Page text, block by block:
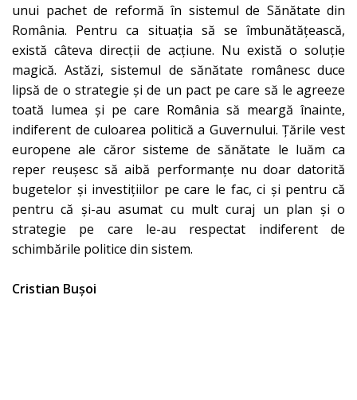
unui pachet de reformă în sistemul de Sănătate din
România. Pentru ca situația să se îmbunătățească,
există câteva direcții de acțiune. Nu există o soluție
magică. Astăzi, sistemul de sănătate românesc duce
lipsă de o strategie şi de un pact pe care să le agreeze
toată lumea şi pe care România să meargă înainte,
indiferent de culoarea politică a Guvernului. Țările vest
europene ale căror sisteme de sănătate le luăm ca
reper reușesc să aibă performanțe nu doar datorită
bugetelor și investițiilor pe care le fac, ci și pentru că
pentru că și-au asumat cu mult curaj un plan și o
strategie pe care le-au respectat indiferent de
schimbările politice din sistem.
Cristian Bușoi